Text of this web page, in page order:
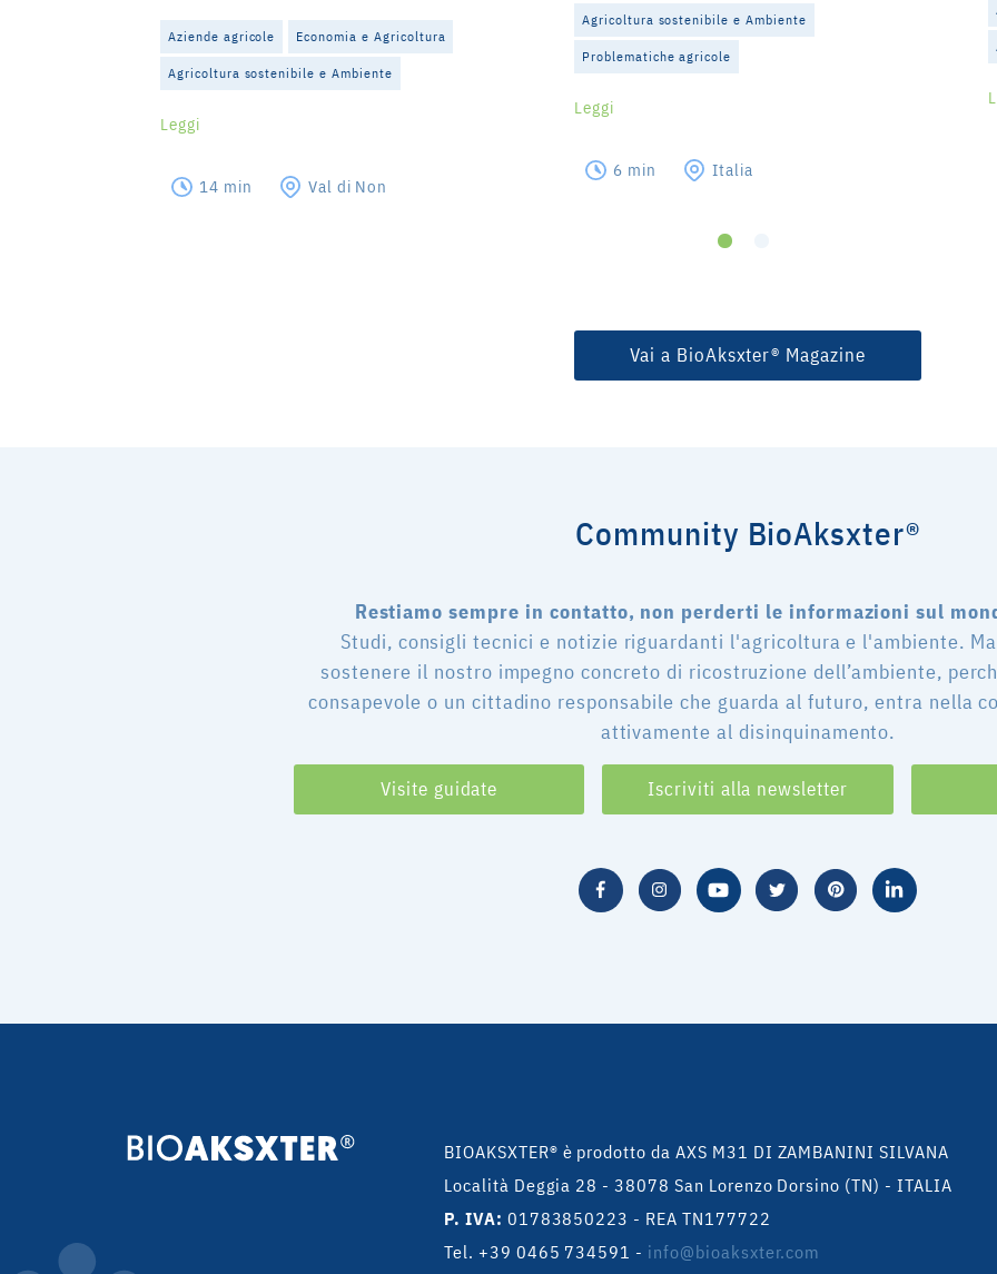
Aziende agricole Economia e Agricoltura
Agricoltura sostenibile e Ambiente
Leggi
14 min Val di Non
Agricoltura sostenibile e Ambiente
Problematiche agricole
Leggi
6 min Italia
Vai a BioAksxter® Magazine
Community BioAksxter®
Restiamo sempre in contatto, non perderti le informazioni sul
Studi, consigli tecnici e notizie riguardanti l'agricoltura e l'ambiente.
sostenere il nostro impegno concreto di ricostruzione dell’ambiente,
consapevole o un cittadino responsabile che guarda al futuro, entra nella
attivamente al disinquinamento.
Visite guidate Iscriviti alla newsletter
BIOAKSXTER® è prodotto da AXS M31 DI ZAMBANINI SILVANA
Località Deggia 28 - 38078 San Lorenzo Dorsino (TN) - ITALIA
P. IVA: 01783850223 - REA TN177722
Tel. +39 0465 734591 - info@bioaksxter.com